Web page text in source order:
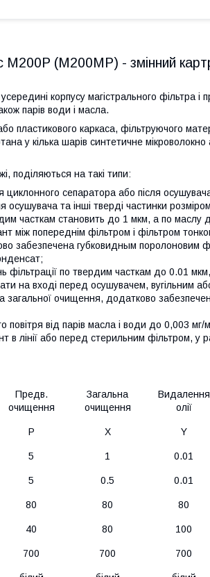
(M200MP) - змінний
корпусу магістрального фільтра і
парів води і масла.
пластикового каркаса, фільтруючого
у кілька шарів синтетичне
поділяються на такі типи:
циклонного сепаратора або після
та інші тверді частинки
часткам становить до 1 мкм, а по маслу
між попереднім фільтром і фільтром
забезпечена губковидным поролоновим
фільтрації по твердим часткам до 0.01
на вході перед осушувачем, вугільним
загальної очищення, додатково
від парів масла і води до 0,003 мг/
в лінії або перед стерильним фільтром, у
Предв.
очищення
Загальна
очищення
Видалення
олії
P X Y
5 1 0.01
5 0.5 0.01
80 80 80
40 80 100
700 700 700